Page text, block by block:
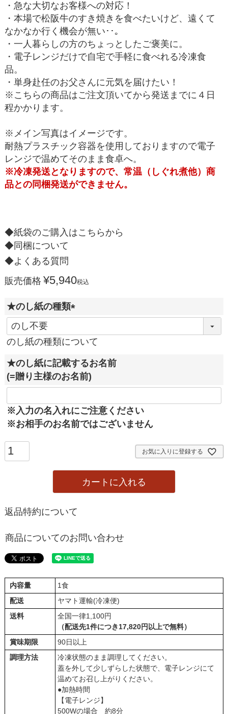
・急な大切なお客様への対応！
・本場で松阪牛のすき焼きを食べたいけど、遠くて
なかなか行く機会が無い･･｡
・一人暮らしの方のちょっとしたご褒美に。
・電子レンジだけで自宅で手軽に食べれる冷凍食
品。
・単身赴任のお父さんに元気を届けたい！
※こちらの商品はご注文頂いてから発送までに４日
程かかります。
※メイン写真はイメージです。
耐熱プラスチック容器を使用しておりますので電子
レンジで温めてそのまま食卓へ。
※冷凍発送となりますので、常温（しぐれ煮他）商
品との同梱発送ができません。
◆紙袋のご購入はこちらから
◆同梱について
◆よくある質問
販売価格 ¥5,940税込
★のし紙の種類
必
)
のし紙の種類について
★のし紙に記載するお名前
(=贈り主様のお名前)
※入力の名入れにご注意ください
※お相手のお名前ではございません
お気に入りに登録する
カートに入れる
返品特約について
商品についてのお問い合わせ
内容量
1食
配送
ヤマト運輸(冷凍便)
送料
全国一律1,100円
（配送先1件につき17,820円以上で無料）
賞味期限
90日以上
調理方法
冷凍状態のまま調理してください。
蓋を外して少しずらした状態で、電子レンジにて
温めてお召し上がりください。
●加熱時間
【電子レンジ】
500Wの場合 約8分